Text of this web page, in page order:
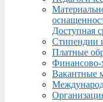
Доступная
Стипендии
Платные
Финансово-
Вакантные